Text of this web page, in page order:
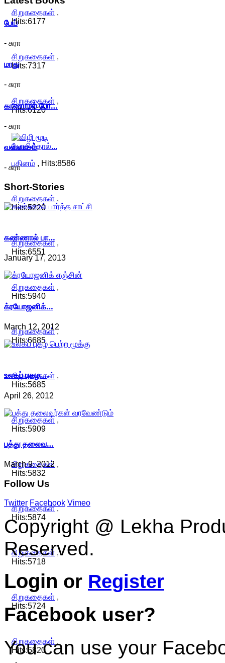
சிறுகதைகள் ,
Hits:6177
சிறுகதைகள் ,
Hits:7317
சிறுகதைகள் ,
Hits:6120
புதினம் , Hits:8586
சிறுகதைகள் ,
Hits:5220
சிறுகதைகள்,
Hits:6551
சிறுகதைகள் ,
Hits:5940
சிறுகதைகள்,
Hits:6685
சிறுகதைகள் ,
Hits:5685
சிறுகதைகள் ,
Hits:5909
சிறுகதைகள் ,
Hits:5832
சிறுகதைகள்,
Hits:5874
சிறுகதைகள் ,
Hits:5718
சிறுகதைகள் ,
Hits:5724
சிறுகதைகள் ,
Hits:5820
பேய்
- சுரா
மாது
- சுரா
காணாமல் போ…
- சுரா
வனவாசம்
- சுரா
Short-Stories
கண்ணால் பா…
January 17, 2013
க்ரயோஜனிக்…
March 12, 2012
உலகப் புகழ…
April 26, 2012
பத்து தலைவ…
March 9, 2012
Follow Us
Twitter Facebook Vimeo
Copyright @ Lekha
Reserved.
Login or Register
Facebook user?
You can use your